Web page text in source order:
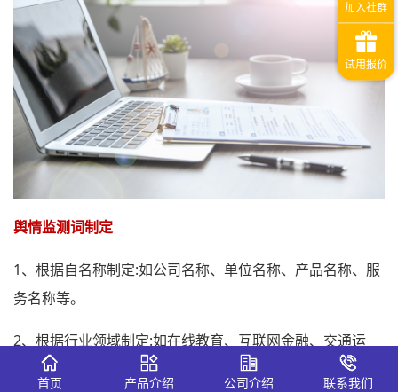
舆情监测词制定
1、根据自名称制定:如公司名称、单位名称、产品名称、服
务名称等。
2、根据行业领域制定:如在线教育、互联网金融、交通运
输、餐饮、酒店、旅游等。
首页 产品介绍 公司介绍 联系我们